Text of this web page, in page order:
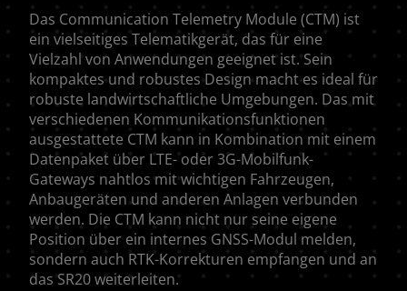
Das Communication Telemetry Module (CTM) ist
ein vielseitiges Telematikgerät, das für eine
Vielzahl von Anwendungen geeignet ist. Sein
kompaktes und robustes Design macht es ideal für
robuste landwirtschaftliche Umgebungen. Das mit
verschiedenen Kommunikationsfunktionen
ausgestattete CTM kann in Kombination mit einem
Datenpaket über LTE- oder 3G-Mobilfunk-
Gateways nahtlos mit wichtigen Fahrzeugen,
Anbaugeräten und anderen Anlagen verbunden
werden. Die CTM kann nicht nur seine eigene
Position über ein internes GNSS-Modul melden,
sondern auch RTK-Korrekturen empfangen und an
das SR20 weiterleiten.